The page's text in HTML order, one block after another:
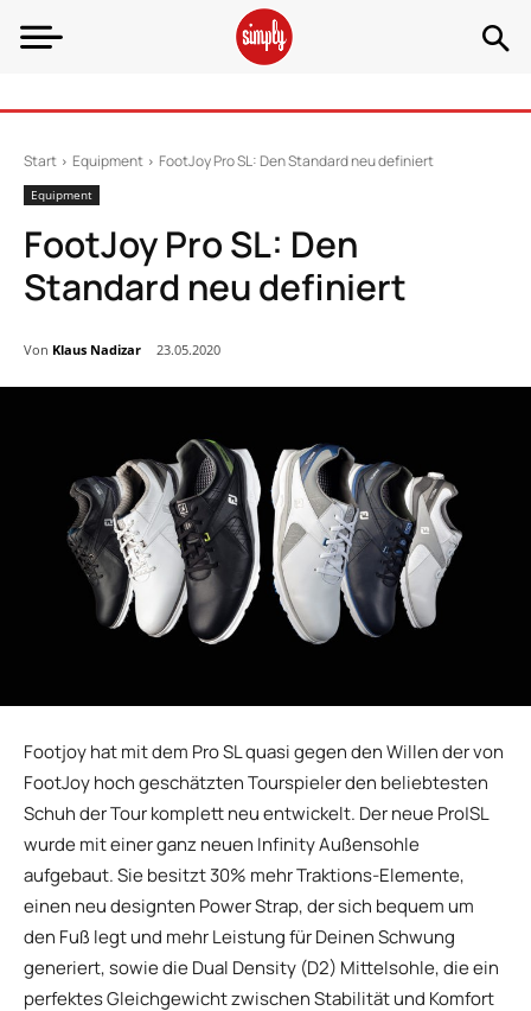
Start Equipment FootJoy Pro SL: Den Standard neu definiert
Equipment
FootJoy Pro SL: Den
Standard neu definiert
Von Klaus Nadizar 23.05.2020
Footjoy hat mit dem Pro SL quasi gegen den Willen der von
FootJoy hoch geschätzten Tourspieler den beliebtesten
Schuh der Tour komplett neu entwickelt. Der neue Pro|SL
wurde mit einer ganz neuen Infinity Außensohle
aufgebaut. Sie besitzt 30% mehr Traktions-Elemente,
einen neu designten Power Strap, der sich bequem um
den Fuß legt und mehr Leistung für Deinen Schwung
generiert, sowie die Dual Density (D2) Mittelsohle, die ein
perfektes Gleichgewicht zwischen Stabilität und Komfort